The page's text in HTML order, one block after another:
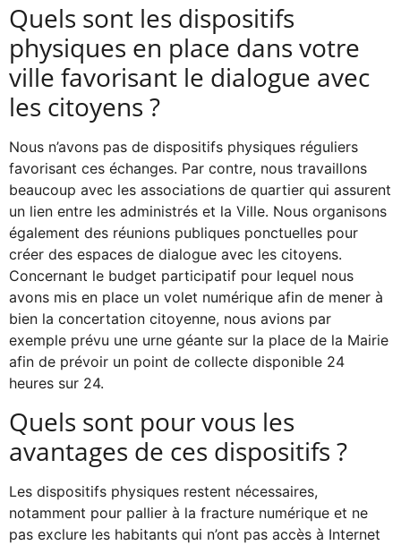
Quels sont les dispositifs
physiques en place dans votre
ville favorisant le dialogue avec
les citoyens ?
Nous n’avons pas de dispositifs physiques réguliers
favorisant ces échanges. Par contre, nous travaillons
beaucoup avec les associations de quartier qui assurent
un lien entre les administrés et la Ville. Nous organisons
également des réunions publiques ponctuelles pour
créer des espaces de dialogue avec les citoyens.
Concernant le budget participatif pour lequel nous
avons mis en place un volet numérique afin de mener à
bien la concertation citoyenne, nous avions par
exemple prévu une urne géante sur la place de la Mairie
afin de prévoir un point de collecte disponible 24
heures sur 24.
Quels sont pour vous les
avantages de ces dispositifs ?
Les dispositifs physiques restent nécessaires,
notamment pour pallier à la fracture numérique et ne
pas exclure les habitants qui n’ont pas accès à Internet